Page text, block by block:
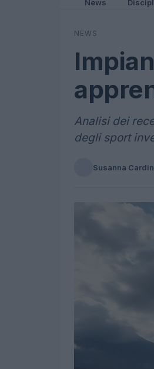
News
NEWS
Analisi dei
degli sport
Susanna